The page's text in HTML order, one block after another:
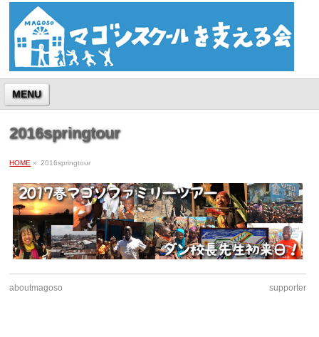
MENU
2016springtour
HOME » 2016springtour
aboutmagoso supporter